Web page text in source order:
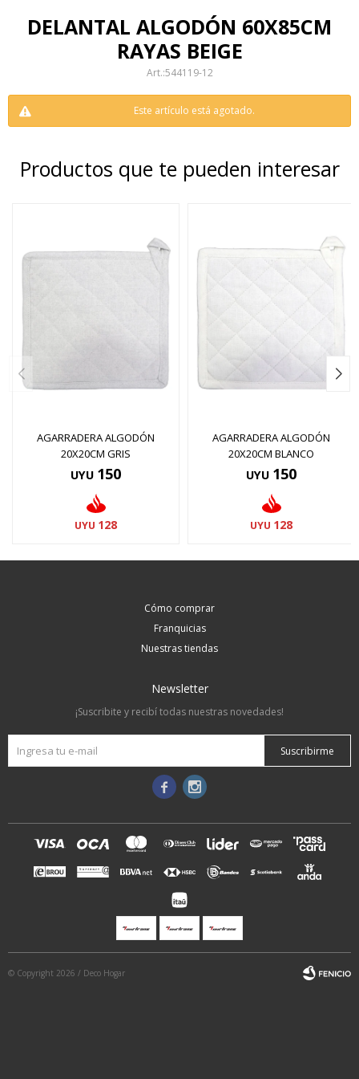
DELANTAL ALGODÓN 60X85CM
RAYAS BEIGE
544119-12
Este artículo está agotado.
Productos que te pueden interesar
AGARRADERA ALGODÓN
20X20CM GRIS
UYU 150
UYU 128
AGARRADERA ALGODÓN
20X20CM BLANCO
UYU 150
UYU 128
Cómo comprar
Franquicias
Nuestras tiendas
Newsletter
¡Suscribite y recibí todas nuestras novedades!
Suscribirme
 
© Copyright 2026 / Deco Hogar